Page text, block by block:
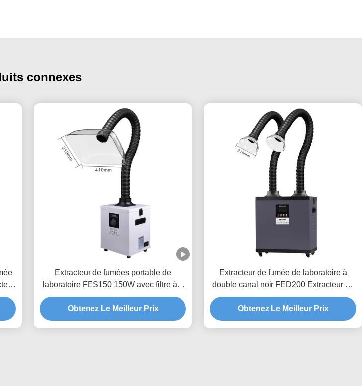
connexes
Extracteur de fumées portable de
laboratoire FES150 150W avec filtre à 3
étages pour laboratoires chimiques et
biologiques
Obtenez Le Meilleur Prix
Extracteur de fumée de laboratoire à
double canal noir FED200 Extracteur de
fumée de laboratoire industriel
Obtenez Le Meilleur Prix